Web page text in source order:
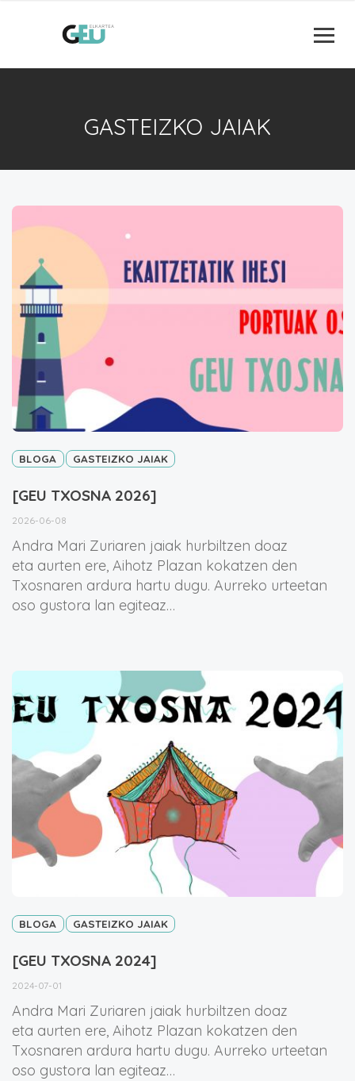
GASTEIZKO JAIAK
BLOGA GASTEIZKO JAIAK
[GEU TXOSNA 2026]
2026-06-08
Andra Mari Zuriaren jaiak hurbiltzen doaz
eta aurten ere, Aihotz Plazan kokatzen den
Txosnaren ardura hartu dugu. Aurreko urteetan
oso gustora lan egiteaz…
BLOGA GASTEIZKO JAIAK
[GEU TXOSNA 2024]
2024-07-01
Andra Mari Zuriaren jaiak hurbiltzen doaz
eta aurten ere, Aihotz Plazan kokatzen den
Txosnaren ardura hartu dugu. Aurreko urteetan
oso gustora lan egiteaz…